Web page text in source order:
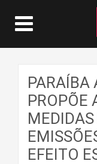
PARAÍBA
PROPÕE
EFEITO